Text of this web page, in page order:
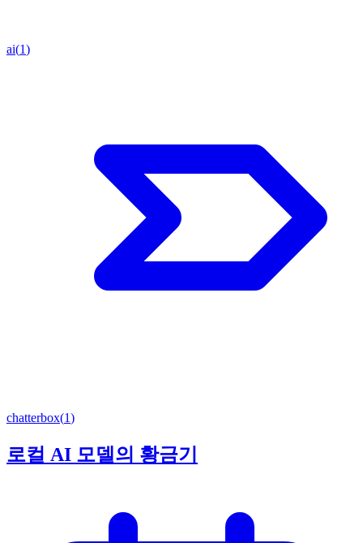
ai(1)
chatterbox(1)
로컬 AI 모델의 황금기